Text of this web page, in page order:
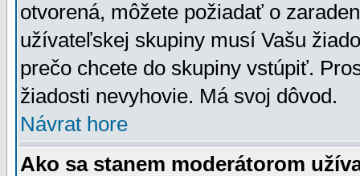
otvorená, môžete požiadať o
užívateľskej skupiny musí Vašu
prečo chcete do skupiny vstúpiť.
žiadosti nevyhovie. Má svoj dôvod.
Návrat hore
Ako sa stanem moderátorom